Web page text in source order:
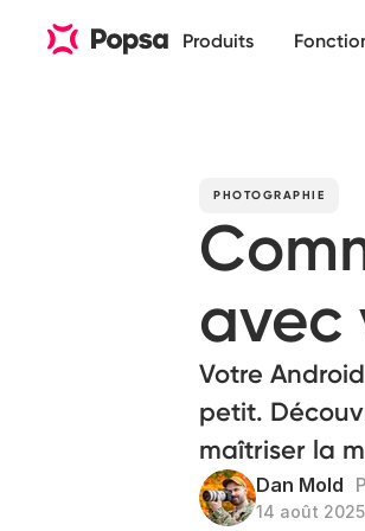
Produits
PHOTOGRAPHIE
avec
Votre
petit.
maîtriser la
Dan Mold
14 août 2025